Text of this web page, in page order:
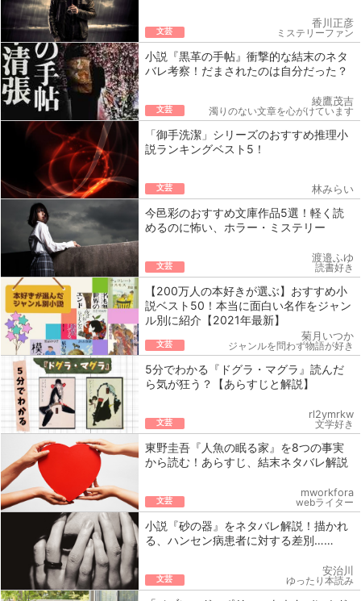
文芸
香川正彦
ミステリーファン
小説『黒革の手帖』衝撃的な結末のネタ
バレ考察！だまされたのは自分だった？
文芸
綾鷹茂吉
濁りのない文章を心がけています
「御手洗潔」シリーズのおすすめ推理小
説ランキングベスト5！
文芸 林みらい
今邑彩のおすすめ文庫作品5選！軽く読
めるのに怖い、ホラー・ミステリー
文芸
渡邉ふゆ
読書好き
【200万人の本好きが選ぶ】おすすめ小
説ベスト50！本当に面白い名作をジャン
ル別に紹介【2021年最新】
文芸
菊月いつか
ジャンルを問わず物語が好き
5分でわかる『ドグラ・マグラ』読んだ
ら気が狂う？【あらすじと解説】
文芸
rl2ymrkw
文学好き
東野圭吾『人魚の眠る家』を8つの事実
から読む！あらすじ、結末ネタバレ解説
文芸
mworkfora
webライター
小説『砂の器』をネタバレ解説！描かれ
る、ハンセン病患者に対する差別……
文芸
安治川
ゆったり本読み